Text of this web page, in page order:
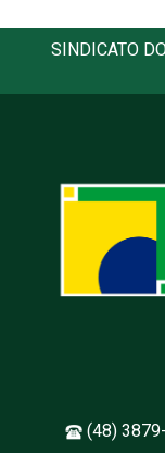
SINDICATO
(48)